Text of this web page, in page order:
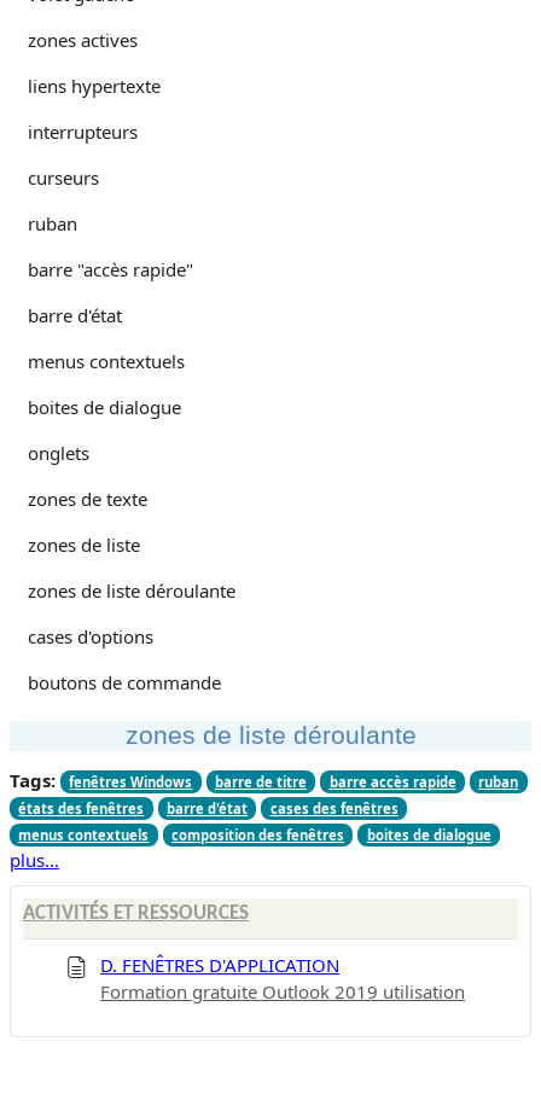
zones actives
liens hypertexte
interrupteurs
curseurs
ruban
barre "accès rapide"
barre d'état
menus contextuels
boites de dialogue
onglets
zones de texte
zones de liste
zones de liste déroulante
cases d'options
boutons de commande
zones de liste déroulante
Tags: fenêtres Windows barre de titre barre accès rapide
ruban
états des fenêtres
barre d'état
cases des fenêtres
menus contextuels
composition des fenêtres boites de dialogue
plus…
ACTIVITÉS ET RESSOURCES
D. FENÊTRES D'APPLICATION
Formation gratuite Outlook 2019 utilisation